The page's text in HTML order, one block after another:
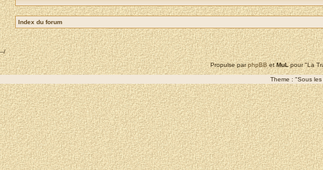
Index du forum
--/
Propulse parphpBBetMuLpour "La
Theme : "Sous